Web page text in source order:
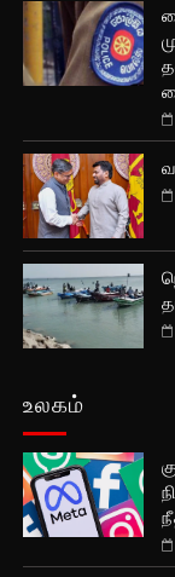
உலகம்